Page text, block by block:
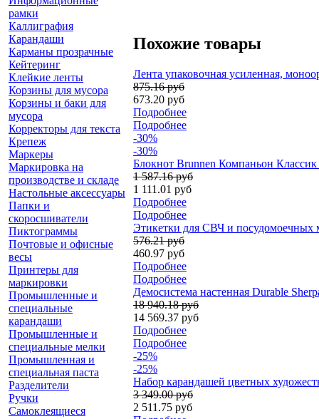
рамки
Каллиграфия
Карандаши
Карманы прозрачные
Кейтеринг
Клейкие ленты
Корзины для мусора
Корзины и баки для
мусора
Корректоры для текста
Крепеж
Маркеры
Маркировка на
производстве и складе
Настольные аксессуары
Папки и
скоросшиватели
Пиктограммы
Почтовые и офисные
весы
Принтеры для
маркировки
Промышленные и
специальные
карандаши
Промышленные и
специальные мелки
Промышленная и
специальная паста
Разделители
Ручки
Самоклеящиеся
Похожие товары
Лента упаковочная усиленная,
875.16 руб
673.20 руб
Подробнее
Подробнее
-30%
-30%
Блокнот Brunnen Компаньон
1 587.16 руб
1 111.01 руб
Подробнее
Подробнее
Этикетки для СВЧ и посудомоечных
576.21 руб
460.97 руб
Подробнее
Подробнее
Демосистема настенная Durable
18 940.18 руб
14 569.37 руб
Подробнее
Подробнее
-25%
-25%
Набор карандашей цветных
3 349.00 руб
2 511.75 руб